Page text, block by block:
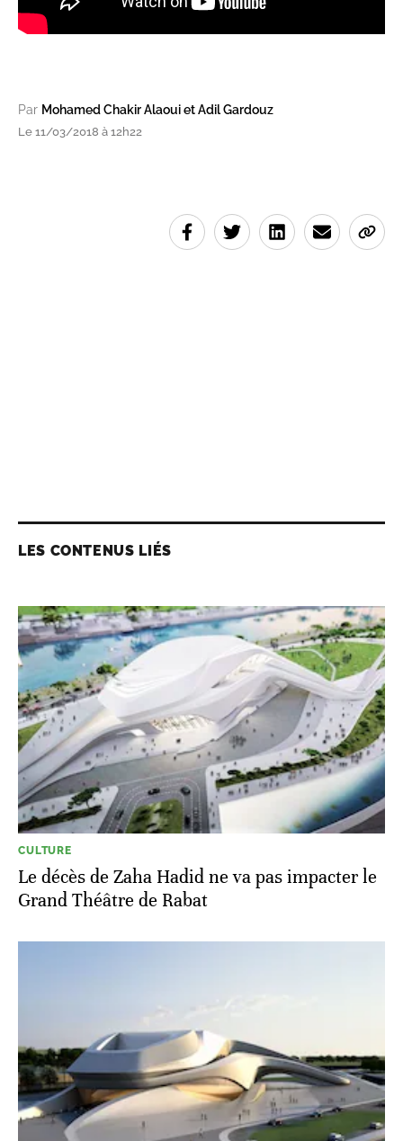
Par Mohamed Chakir Alaoui et Adil Gardouz
Le 11/03/2018 à 12h22
LES CONTENUS LIÉS
CULTURE
Le décès de Zaha Hadid ne va pas impacter le
Grand Théâtre de Rabat